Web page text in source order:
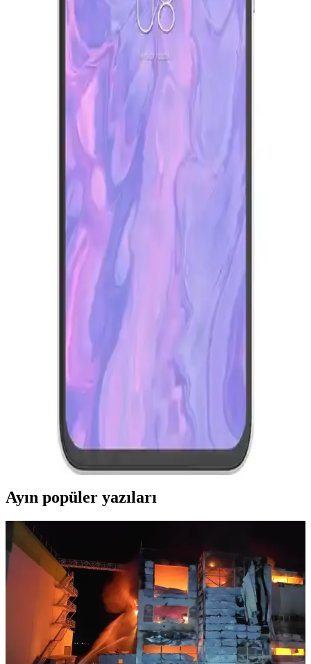
Geri dönüştürülmüş elektronik bileşenlerle tasarlanan
programlanabilir elektronik yük ve batarya test cihazı, sabit akım
deşarjı, ayarlanabilir voltaj kesme ve termal yönetim özellikleriyle
maliyet etkin ve işlevsel çözümler sunar.
GM ve LG'nin Lityum Mangan Zengin
Bataryasıyla Elektrikli Araçlarda 400 Mil Menzil
GM ve LG iş birliğiyle geliştirilen Lityum Mangan Zengin
bataryalar, elektrikli araçlarda 400 mil menzil sunmayı amaçlıyor. Bu
teknoloji enerji yoğunluğu, şarj süresi ve maliyet açısından önemli
Reeder P13 Blue Max 2022 ve Lite 2022
Modellerinin Karşılaştırması ve Özellikleri
Bu makalede, Reeder P13 Blue Max 2022 ve Lite 2022
modellerinin ekran, batarya, kamera ve performans özellikleri detaylı
karşılaştırması yapılmaktadır.
Reeder S19 Max Beyaz Akıllı Telefon Günlük
Kullanım ve Özellikleri Detaylı İnceleme
günlük kullanım için ideal bir akıllı telefon. 4GB RAM ve 64GB
depolama, gelişmiş kamera ve uzun pil ömrü sunar.
Reeder S19 Max ve Pro Modellerinin Detaylı
Karşılaştırması 2023
Reeder S19 Max ve Pro modellerinin özellikleri, performansları ve
kullanıcı yorumlarıyla detaylı karşılaştırması. Hangi model
ihtiyaçlarınıza daha uygun olduğunu öğrenin.
Ayın popüler yazıları